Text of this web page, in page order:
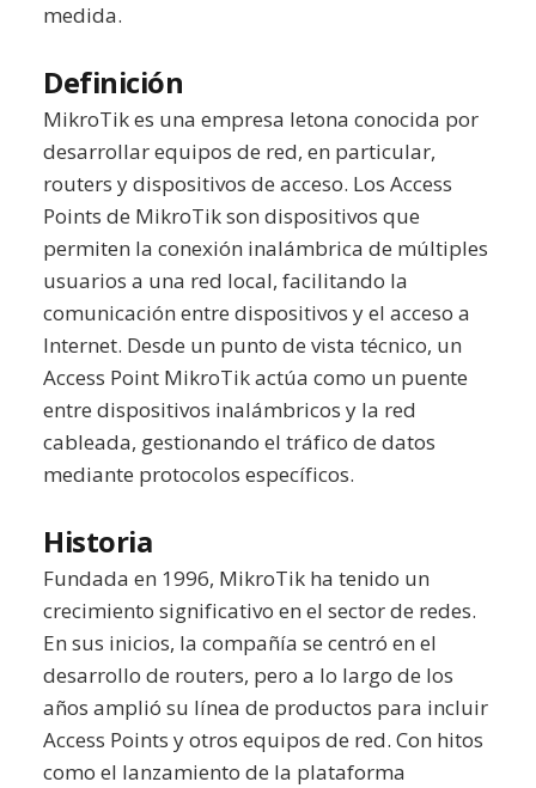
medida.
Definición
MikroTik es una empresa letona conocida por
desarrollar equipos de red, en particular,
routers y dispositivos de acceso. Los Access
Points de MikroTik son dispositivos que
permiten la conexión inalámbrica de múltiples
usuarios a una red local, facilitando la
comunicación entre dispositivos y el acceso a
Internet. Desde un punto de vista técnico, un
Access Point MikroTik actúa como un puente
entre dispositivos inalámbricos y la red
cableada, gestionando el tráfico de datos
mediante protocolos específicos.
Historia
Fundada en 1996, MikroTik ha tenido un
crecimiento significativo en el sector de redes.
En sus inicios, la compañía se centró en el
desarrollo de routers, pero a lo largo de los
años amplió su línea de productos para incluir
Access Points y otros equipos de red. Con hitos
como el lanzamiento de la plataforma